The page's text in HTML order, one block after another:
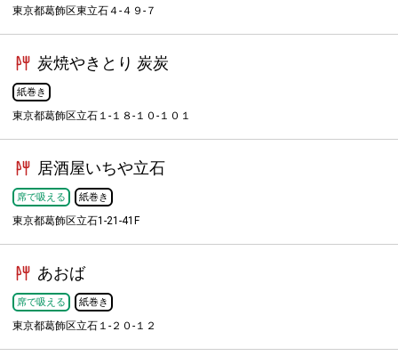
東京都葛飾区東立石４-４９-７
炭焼やきとり 炭炭
紙巻き
東京都葛飾区立石１-１８-１０-１０１
居酒屋いちや立石
席で吸える 紙巻き
東京都葛飾区立石1-21-41F
あおば
席で吸える 紙巻き
東京都葛飾区立石１-２０-１２